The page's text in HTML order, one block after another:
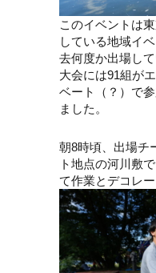
このイベントは
している地域イ
去何度か出場し
大会には91組が
ベート（？）で
ました。
朝8時頃、出場チ
ト地点の河川敷
て作業とデコレ